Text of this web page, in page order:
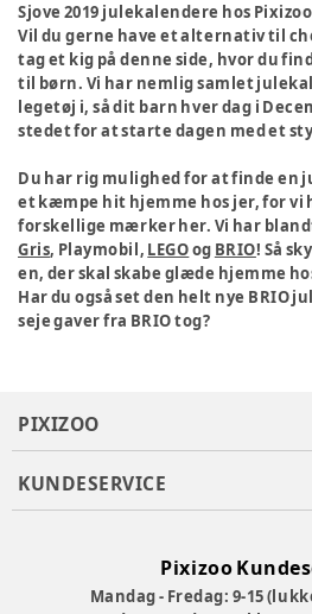
Sjove 2019 julekalendere hos Pixizoo
Vil du gerne have et alternativ til
tag et kig på denne side, hvor du
til børn. Vi har nemlig samlet
legetøj i, så dit barn hver dag i
stedet for at starte dagen med et
Du har rig mulighed for at finde en
et kæmpe hit hjemme hos jer, for vi
forskellige mærker her. Vi har
Gris, Playmobil, LEGOog BRIO! Så
en, der skal skabe glæde hjemme
Har du også set den helt nye BRIO
seje gaver fra BRIO tog?
PIXIZOO
KUNDESERVICE
Pixizoo
Mandag - Fredag: 9-15